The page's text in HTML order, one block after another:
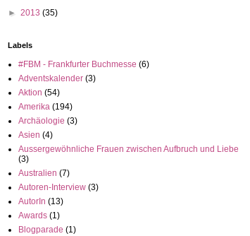
► 2013 (35)
Labels
#FBM - Frankfurter Buchmesse (6)
Adventskalender (3)
Aktion (54)
Amerika (194)
Archäologie (3)
Asien (4)
Aussergewöhnliche Frauen zwischen Aufbruch und Liebe
(3)
Australien (7)
Autoren-Interview (3)
AutorIn (13)
Awards (1)
Blogparade (1)